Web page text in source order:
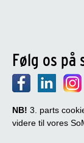
Følg os på
NB! 3. parts
videre til vores